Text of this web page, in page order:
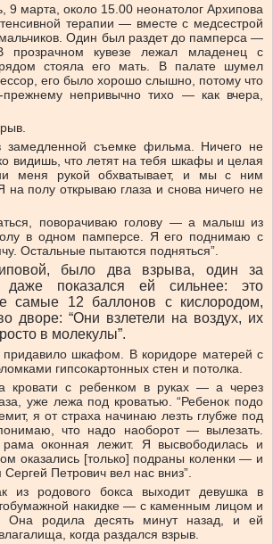
марта, около 15.00 неонатолог Архипова
терапии — вместе с медсестрой
Один был раздет до памперса —
прозрачном кувезе лежал младенец с
стояла его мать. В палате шумел
его было хорошо слышно, потому что
непривычно тихо — как вчера,
замедленной съемке фильма. Ничего не
видишь, что летят на тебя шкафы и целая
меня рукой обхватывает, и мы с ним
полу открываю глаза и снова ничего не
поворачиваю голову — а малыш из
в одном памперсе. Я его поднимаю с
Остальные пытаются подняться”.
было два взрыва, один за
даже показался ей сильнее: это
самые 12 баллонов с кислородом,
дворе: “Они взлетели на воздух, их
в молекулы”.
шкафом. В коридоре матерей с
гипсокартонных стен и потолка.
кровати с ребенком в руках — а через
уже лежа под кроватью. “Ребенок подо
я от страха начинаю лезть глубже под
что надо наоборот — вылезать.
оконная лежит. Я высвободилась и
оказались [только] подраны коленки — и
Петрович вел нас вниз”.
из родового бокса выходит девушка в
накидке — с каменным лицом и
Она родила десять минут назад, и ей
когда раздался взрыв.